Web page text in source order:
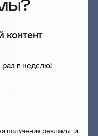
обработку
целях приема и
контент
раз в неделю!
получение рекламы и